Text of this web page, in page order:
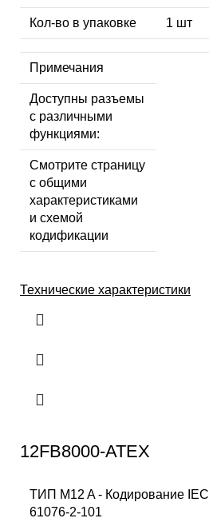
Кол-во в упаковке 1 шт
Примечания
Доступны разъемы
с различными
функциями:
Смотрите страницу
с общими
характеристиками
и схемой
кодификации
Технические характеристики
12FB8000-ATEX
ТИП M12 A - Кодирование IEC
61076-2-101